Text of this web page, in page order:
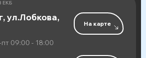
ЕКБ
ул.Лобкова,
09:00 - 18:00
На карте